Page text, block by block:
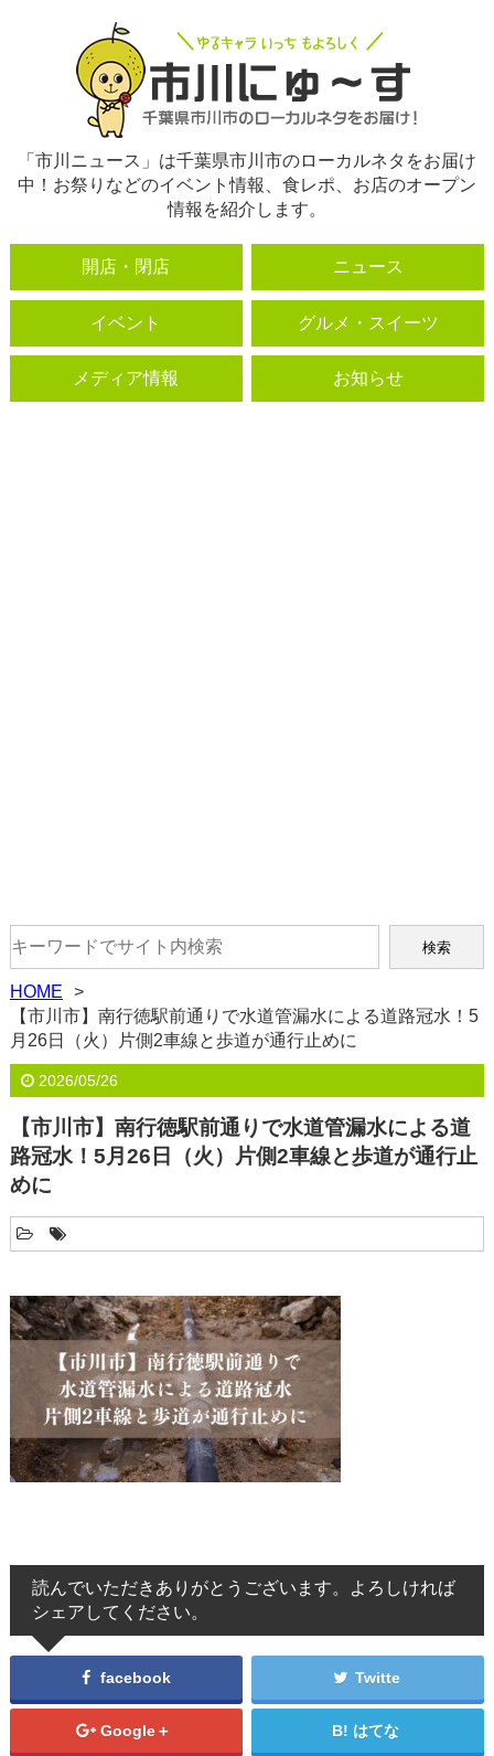
「市川ニュース」は千葉県市川市のローカルネタをお届け
中！お祭りなどのイベント情報、食レポ、お店のオープン
情報を紹介します。
開店・閉店 ニュース
イベント グルメ・スイーツ
メディア情報 お知らせ
HOME
【市川市】南行徳駅前通りで水道管漏水による道路冠水！5
月26日（火）片側2車線と歩道が通行止めに
2026/05/26
【市川市】南行徳駅前通りで水道管漏水による道
路冠水！5月26日（火）片側2車線と歩道が通行止
めに
読んでいただきありがとうございます。よろしければ
シェアしてください。
facebook Twitte
Google＋ はてな